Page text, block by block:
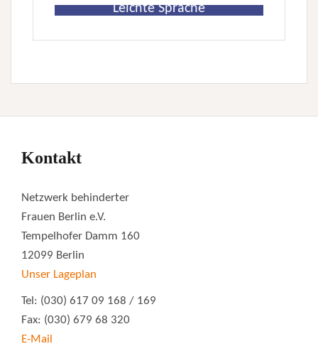
Leichte Sprache
Kontakt
Netzwerk behinderter
Frauen Berlin e.V.
Tempelhofer Damm 160
12099 Berlin
Unser Lageplan
Tel: (030) 617 09 168 / 169
Fax: (030) 679 68 320
E-Mail